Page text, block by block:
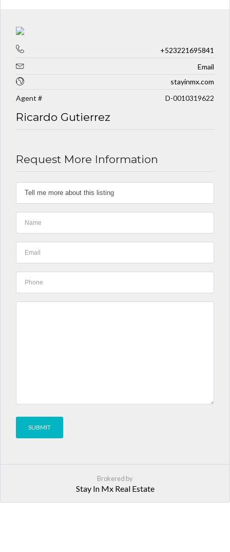
+523221695841
Email
stayinmx.com
Agent #
D-0010319622
Ricardo Gutierrez
Request More Information
Brokered by
Stay In Mx Real Estate